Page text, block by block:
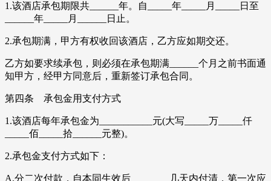
1.该酒店承包期限共______年。自_____年_____月_____日至
______年_____月______日止。
2.承包期满，甲方有权收回该酒店，乙方应如期交还。
乙方如要求续承包，则必须在承包期满______个月之前书面通
知甲方，经甲方同意后，重新签订承包合同。
第四条 承包金用支付方式
1.该酒店每年承包金为___________元(大写_____万_____仟
_____佰_____拾______元整)。
2.承包金支付方式如下：
A.分二次付款，自本同生效后________几天内付清，第一次应